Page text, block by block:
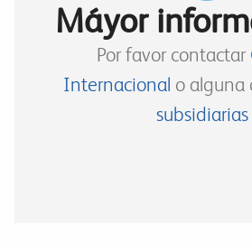
Máyor
Por favor contactar
Internacional o alguna
subsidiarias